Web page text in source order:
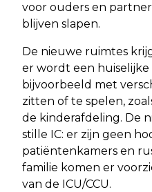
voor ouders en
blijven slapen.
De nieuwe ruimtes
er wordt een
bijvoorbeeld met
zitten of te spelen,
de kinderafdeling. De
stille IC: er zijn geen
patiëntenkamers en
familie komen er
van de ICU/CCU.